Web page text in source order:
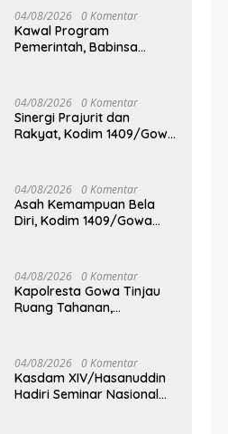
Gelar Karya Bakti
Bersama Pemdes Jipang
04/08/2026 0 Komentar
Kawal Program
Pemerintah, Babinsa
Tetebatu Pantau
Penyaluran Makan Bergizi
Gratis di SD Inpres
Biringkaloro
04/08/2026 0 Komentar
Sinergi Prajurit dan
Rakyat, Kodim 1409/Gowa
V di Dua Lokasi Vital
04/08/2026 0 Komentar
Asah Kemampuan Bela
Diri, Kodim 1409/Gowa
Profesionalisme Prajurit
04/08/2026 0 Komentar
Kapolresta Gowa Tinjau
Ruang Tahanan,
04/08/2026 0 Komentar
Kasdam XIV/Hasanuddin
Hadiri Seminar Nasional